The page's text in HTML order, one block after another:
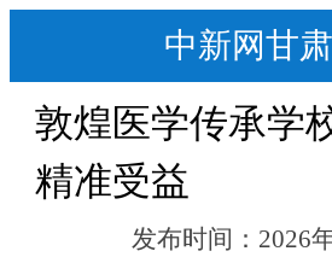
中新网甘
敦煌医学传承学
精准受益
发布时间： 2026